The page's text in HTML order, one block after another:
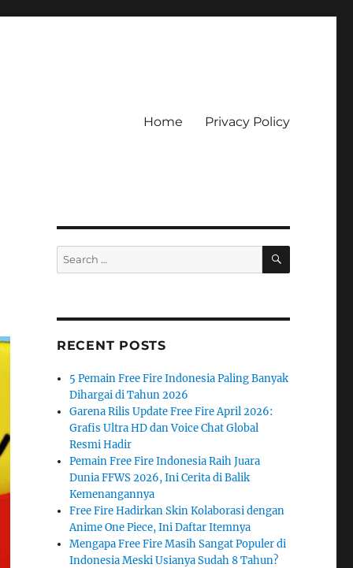
Home Privacy Policy
Search
for:
SEARCH
RECENT POSTS
5 Pemain Free Fire Indonesia Paling Banyak
Dihargai di Tahun 2026
Garena Rilis Update Free Fire April 2026:
Grafis Ultra HD dan Voice Chat Global
Resmi Hadir
Pemain Free Fire Indonesia Raih Juara
Dunia FFWS 2026, Ini Cerita di Balik
Kemenangannya
Free Fire Hadirkan Skin Kolaborasi dengan
Anime One Piece, Ini Daftar Itemnya
Mengapa Free Fire Masih Sangat Populer di
Indonesia Meski Usianya Sudah 8 Tahun?